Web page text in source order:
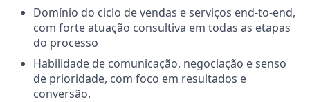
Domínio do ciclo de vendas e serviços end-to-end,
com forte atuação consultiva em todas as etapas
do processo
Habilidade de comunicação, negociação e senso
de prioridade, com foco em resultados e
conversão.